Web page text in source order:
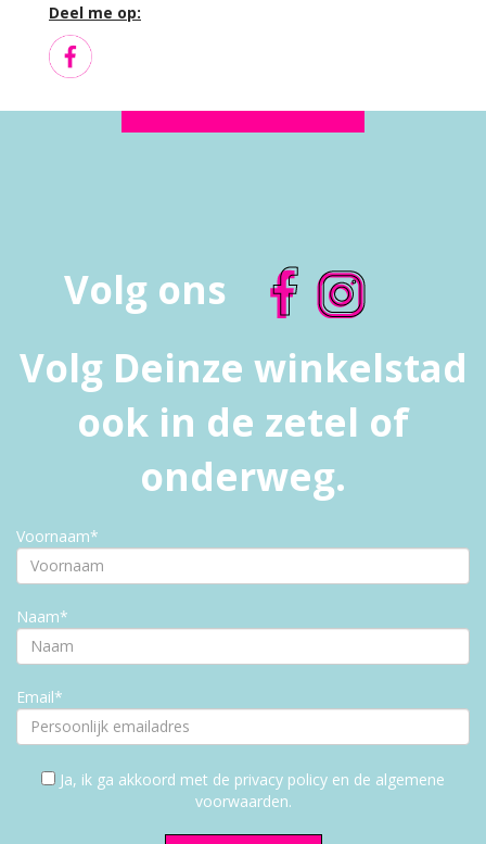
Deel me op:
Volg ons
Volg Deinze winkelstad
ook in de zetel of
onderweg.
Voornaam*
Naam*
Email*
Ja, ik ga akkoord met de privacy policy en de algemene
voorwaarden.